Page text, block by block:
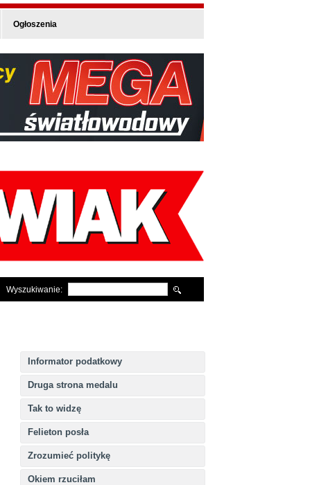
Ogłoszenia
Wyszukiwanie:
Informator podatkowy
Druga strona medalu
Tak to widzę
Felieton posła
Zrozumieć politykę
Okiem rzuciłam